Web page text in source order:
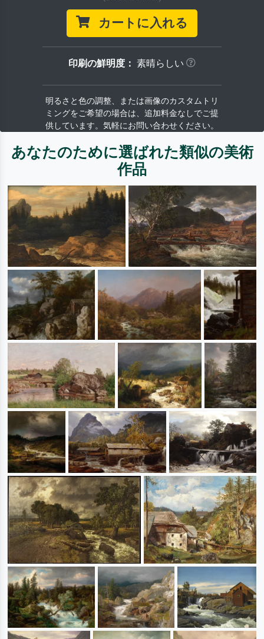
カートに入れる
印刷の鮮明度： 素晴らしい
明るさと色の調整、または画像のカスタムトリ
ミングをご希望の場合は、追加料金なしでご提
供しています。気軽にお問い合わせください。
あなたのために選ばれた類似の美術
作品